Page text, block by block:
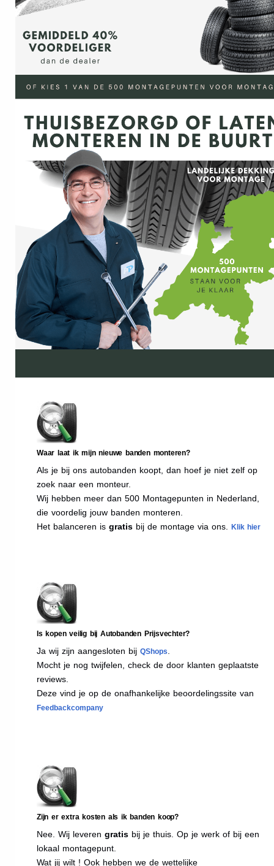
Waar laat ik mijn nieuwe banden monteren?
Als je bij ons autobanden koopt, dan hoef je niet zelf op
zoek naar een monteur.
Wij hebben meer dan 500 Montagepunten in Nederland,
die voordelig jouw banden monteren.
Het balanceren is gratis bij de montage via ons. Klik hier
Is kopen veilig bij Autobanden Prijsvechter?
Ja wij zijn aangesloten bij QShops
Mocht je nog twijfelen, check de door klanten geplaatste
reviews.
Deze vind je op de onafhankelijke beoordelingssite van
Feedbackcompany
Zijn er extra kosten als ik banden koop?
Nee. Wij leveren gratis bij je thuis. Op je werk of bij een
lokaal montagepunt.
Wat jij wilt ! Ook hebben we de wettelijke